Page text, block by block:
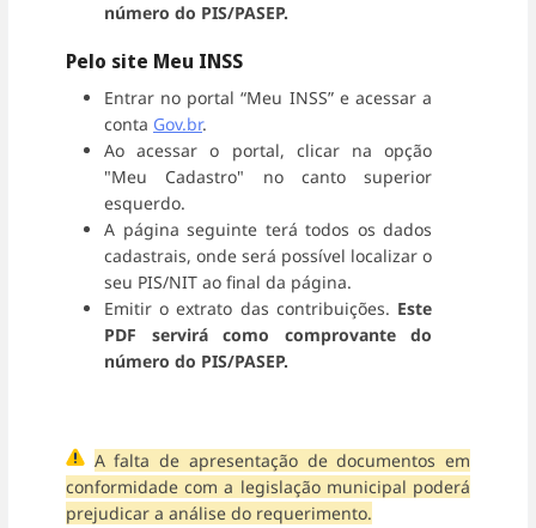
número do PIS/PASEP.
Pelo site Meu INSS
Entrar no portal “Meu INSS” e acessar a
conta Gov.br.
Ao acessar o portal, clicar na opção
"Meu Cadastro" no canto superior
esquerdo.
A página seguinte terá todos os dados
cadastrais, onde será possível localizar o
seu PIS/NIT ao final da página.
Emitir o extrato das contribuições. Este
PDF servirá como comprovante do
número do PIS/PASEP.
A falta de apresentação de documentos em
conformidade com a legislação municipal poderá
prejudicar a análise do requerimento.